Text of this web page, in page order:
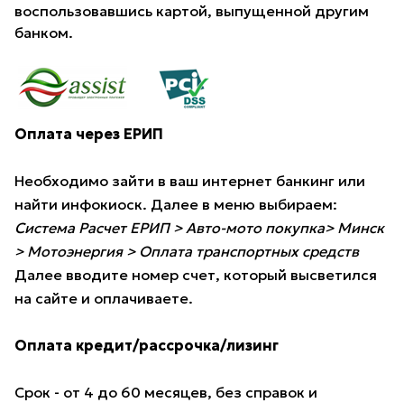
воспользовавшись картой, выпущенной другим
банком.
Оплата через ЕРИП
Необходимо зайти в ваш интернет банкинг или
найти инфокиоск. Далее в меню выбираем:
Система Расчет ЕРИП > Авто-мото покупка> Минск
> Мотоэнергия > Оплата транспортных средств
Далее вводите номер счет, который высветился
на сайте и оплачиваете.
Оплата кредит/рассрочка/лизинг
Срок - от 4 до 60 месяцев, без справок и